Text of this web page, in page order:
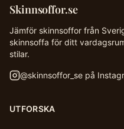
Skinnsoffor.se
Jämför skinnsoffor från
skinnsoffa för ditt
stilar.
@skinnsoffor_se på
UTFORSKA